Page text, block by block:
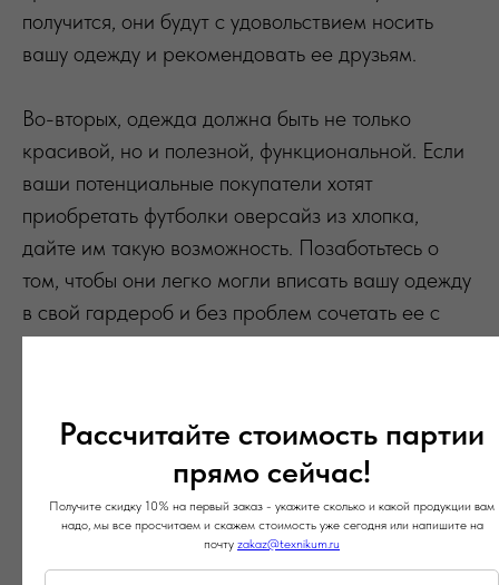
получится, они будут с удовольствием носить
вашу одежду и рекомендовать ее друзьям.
Во-вторых, одежда должна быть не только
красивой, но и полезной, функциональной. Если
ваши потенциальные покупатели хотят
приобретать футболки оверсайз из хлопка,
дайте им такую возможность. Позаботьтесь о
том, чтобы они легко могли вписать вашу одежду
в свой гардероб и без проблем сочетать ее с
другой одеждой и аксессуарами.
Например, использовать при производстве
одежды ткани из натуральных материалов,
которые не наносят вред окружающей среде.
Так вы покажете аудитории, что поддерживаете
принцип разумного потребления.
Рассчитайте стоимость партии
прямо сейчас!
Получите скидку 10% на первый заказ - укажите сколько и какой продукции вам
надо, мы все просчитаем и скажем стоимость уже сегодня или напишите на
почту zakaz@texnikum.ru